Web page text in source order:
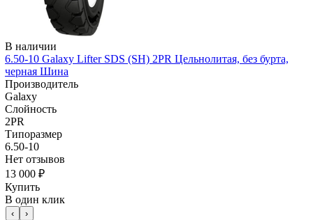
В наличии
6.50-10 Galaxy Lifter SDS (SH) 2PR Цельнолитая, без бурта,
черная Шина
Производитель
Galaxy
Слойность
2PR
Типоразмер
6.50-10
Нет отзывов
13 000 ₽
Купить
В один клик
‹ ›